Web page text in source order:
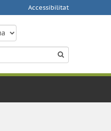
Accessibilitat